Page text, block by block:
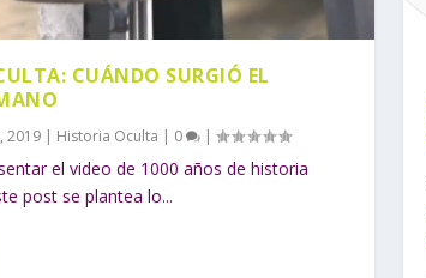
CUÁNDO SURGIÓ EL
2019 | Historia Oculta | 0 |
el video de 1000 años de historia
post se plantea lo...